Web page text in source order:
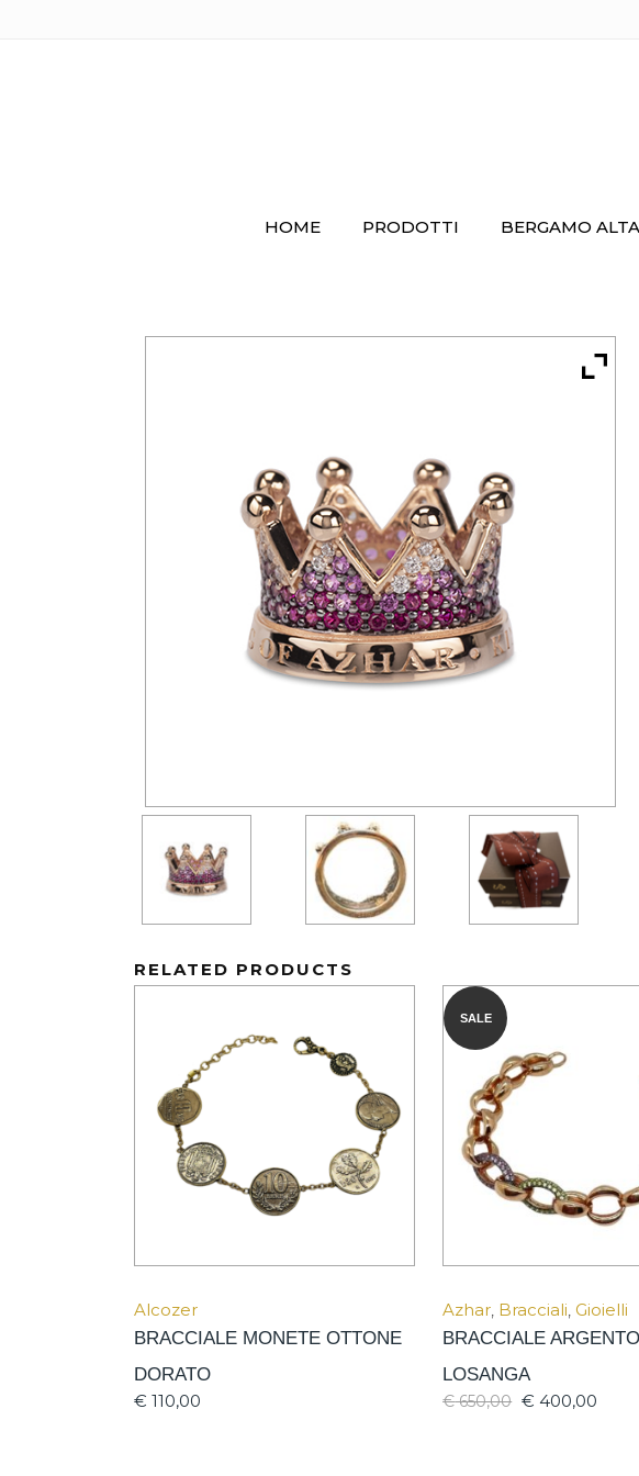
HOME PRODOTTI BERGAMO ALTA
RELATED PRODUCTS
Alcozer
BRACCIALE MONETE OTTONE
DORATO
€ 110,00
SALE
Azhar, Bracciali, Gioielli
BRACCIALE
LOSANGA
€650,00 € 400,00